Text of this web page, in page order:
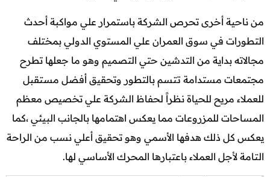
من ناحية أخرى تحرص الشركة باستمرار علي مواكبة أحدث
التطورات في سوق العمران علي المستوي الدولي بمختلف
مجالاته بداية من التدشين حتي التصميم وهو ما جعلها تطرح
مجتمعات مستدامة تتسم بالتطور وتحقيق أفضل مستقبل
للعملاء مريح للحياة نظراً لحفاظ الشركة علي تخصيص معظم
المساحات للمزروعات مما يعكس اهتمامها بالجانب البيئي ،كما
يعكس كل ذلك هدفها الأسمي وهو تحقيق أعلي نسب من الراحة
التامة لأجل العملاء باعتبارها المحرك الأساسي لها.